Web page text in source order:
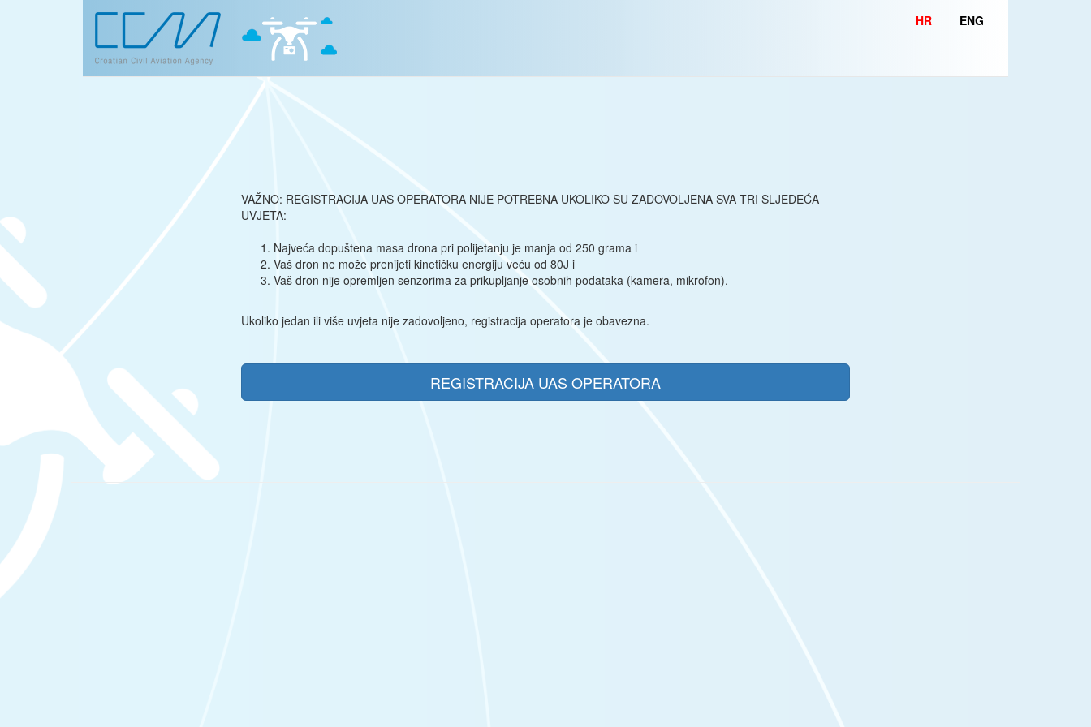
HR ENG
VAŽNO: REGISTRACIJA UAS OPERATORA NIJE POTREBNA UKOLIKO SU ZADOVOLJENA SVA TRI SLJEDEĆA
UVJETA:
Najveća dopuštena masa drona pri polijetanju je manja od 250 grama i
Vaš dron ne može prenijeti kinetičku energiju veću od 80J i
Vaš dron nije opremljen senzorima za prikupljanje osobnih podataka (kamera, mikrofon).
Ukoliko jedan ili više uvjeta nije zadovoljeno, registracija operatora je obavezna.
REGISTRACIJA UAS OPERATORA